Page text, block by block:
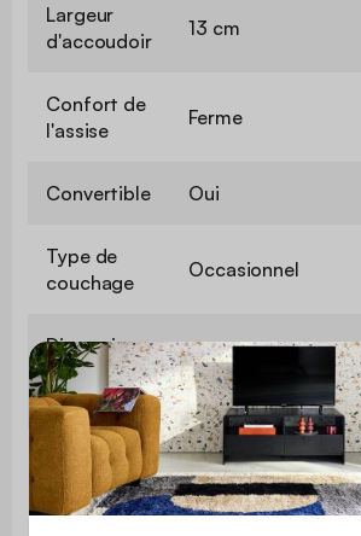
Largeur
d'accoudoir
13 cm
Confort de
l'assise
Ferme
Convertible Oui
Type de
couchage
Occasionnel
Dimension
du
couchage
L 191,5 x P 132,5 cm
Accueil
literie
Ferme